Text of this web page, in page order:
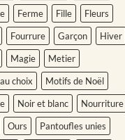
Ferme Fille
Fleurs
Fourrure Garçon
Hiver
Magie
Metier
choix
Motifs de Noël
Noir et blanc
Nourriture
Ours Pantoufles unies